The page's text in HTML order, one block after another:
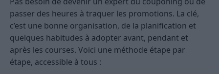
passer des heures à traquer les promotions. La clé,
c’est une bonne organisation, de la planification et
quelques habitudes à adopter avant, pendant et
après les courses. Voici une méthode étape par
étape, accessible à tous :